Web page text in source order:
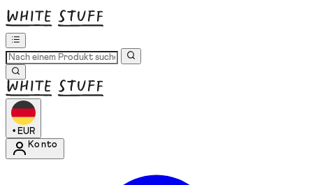
• EUR
Konto